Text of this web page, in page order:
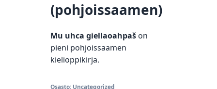
(pohjoissaamen)
Mu uhca giellaoahpaš on
pieni pohjoissaamen
kielioppikirja.
Osasto: Uncategorized